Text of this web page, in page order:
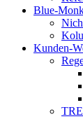
Blue-
Kunden-